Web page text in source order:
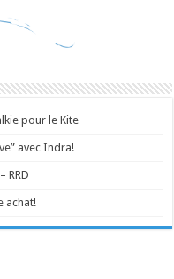
pour le Kite
avec Indra!
RRD
achat!